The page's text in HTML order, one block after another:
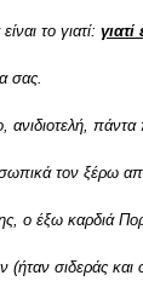
το γιατί:
σας.
τον ξέρω
ο έξω καρδιά
σιδεράς και